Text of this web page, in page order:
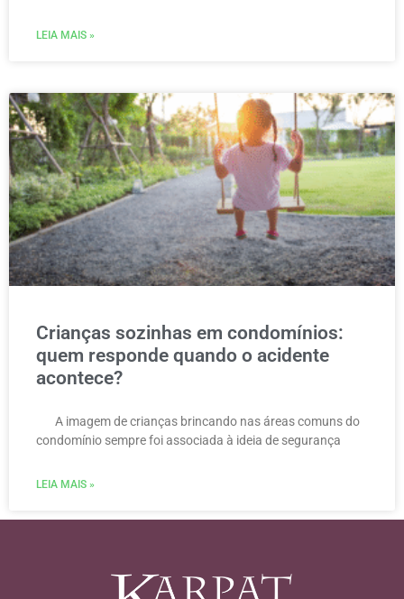
LEIA MAIS »
Crianças sozinhas em condomínios:
quem responde quando o acidente
acontece?
A imagem de crianças brincando nas áreas comuns do
condomínio sempre foi associada à ideia de segurança
LEIA MAIS »